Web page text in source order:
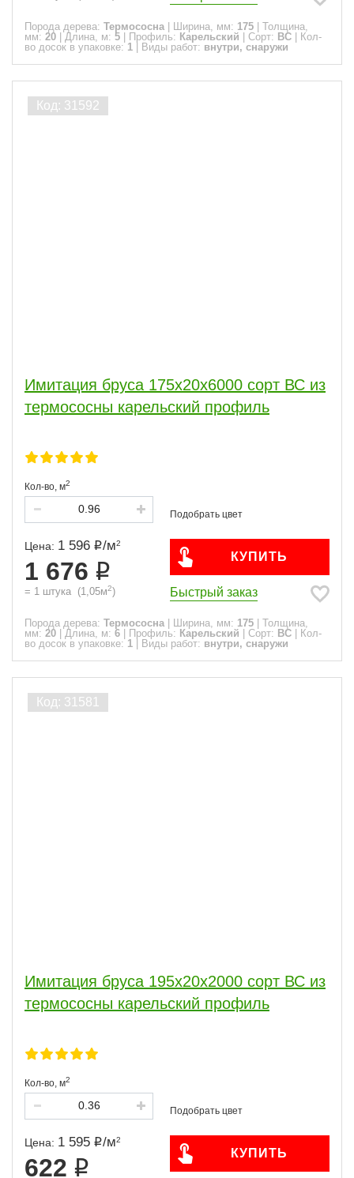
Порода дерева: Термососна Ширина, мм: 175
Толщина,
мм: 20 Длина, м: 5 Профиль: Карельский Сорт: ВС
Кол-
во досок в упаковке: 1 Виды работ: внутри, снаружи
Имитация бруса 175x20x6000 сорт ВС из
термососны карельский профиль
Кол-во, м2
Цена: 1 596 /м2
1 676
= 1 штука (1,05м2)
КУПИТЬ
Быстрый заказ
Порода дерева: Термососна Ширина, мм: 175
Толщина,
мм: 20 Длина, м: 6 Профиль: Карельский Сорт: ВС
Кол-
во досок в упаковке: 1 Виды работ: внутри, снаружи
Имитация бруса 195x20x2000 сорт ВС из
термососны карельский профиль
Кол-во, м2
Цена: 1 595 /м2
622
КУПИТЬ